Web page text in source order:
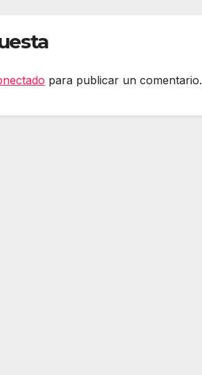
para publicar un comentario.